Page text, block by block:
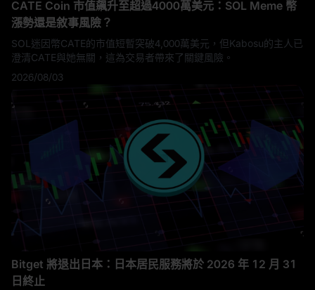
CATE Coin 市值飆升至超過4000萬美元：SOL Meme 幣
漲勢還是敘事風險？
SOL迷因幣CATE的市值短暫突破4,000萬美元，但Kabosu的主人已
澄清CATE與她無關，這為交易者帶來了關鍵風險。
2026/08/03
Bitget 將退出日本：日本居民服務將於 2026 年 12 月 31
日終止